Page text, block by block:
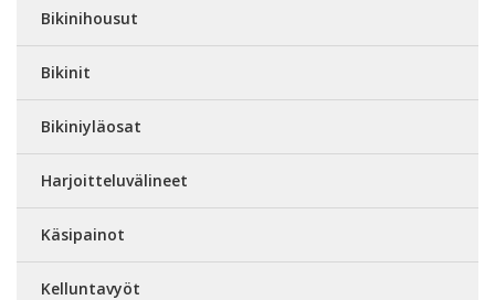
Bikinihousut
Bikinit
Bikiniyläosat
Harjoitteluvälineet
Käsipainot
Kelluntavyöt